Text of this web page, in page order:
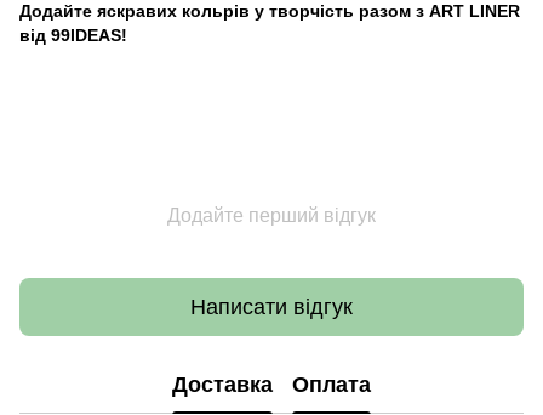
Додайте яскравих кольрів у творчість разом з ART LINER
від 99IDEAS!
Додайте перший відгук
Написати відгук
Доставка Оплата